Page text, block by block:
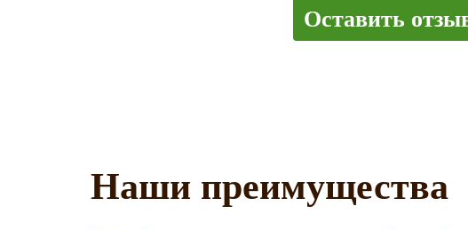
Оставить
Наши преимущества